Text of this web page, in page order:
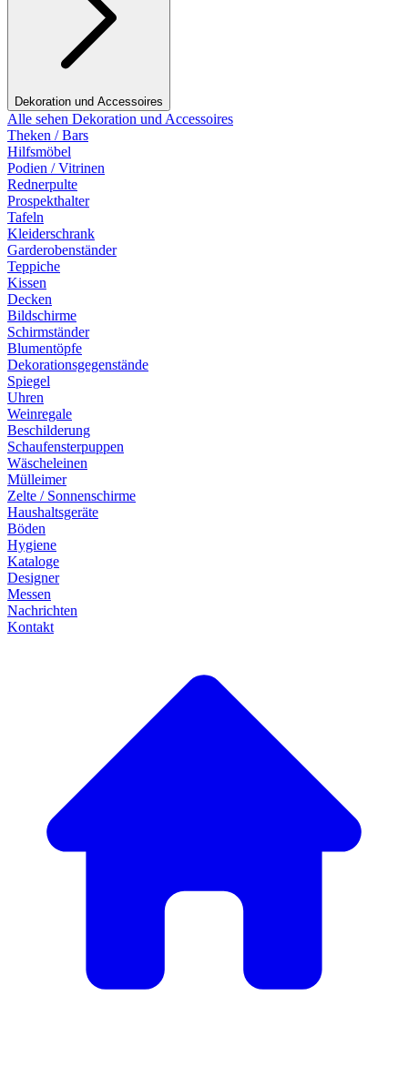
Dekoration und Accessoires
Alle sehen Dekoration und Accessoires
Theken / Bars
Hilfsmöbel
Podien / Vitrinen
Rednerpulte
Prospekthalter
Tafeln
Kleiderschrank
Garderobenständer
Teppiche
Kissen
Decken
Bildschirme
Schirmständer
Blumentöpfe
Dekorationsgegenstände
Spiegel
Uhren
Weinregale
Beschilderung
Schaufensterpuppen
Wäscheleinen
Mülleimer
Zelte / Sonnenschirme
Haushaltsgeräte
Böden
Hygiene
Kataloge
Designer
Messen
Nachrichten
Kontakt